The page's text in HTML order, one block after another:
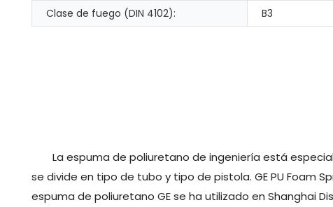
Clase de fuego (DIN 4102):
B3
La espuma de poliuretano de ingeniería está
se divide en tipo de tubo y tipo de pistola. GE PU Foam
espuma de poliuretano GE se ha utilizado en Shanghai